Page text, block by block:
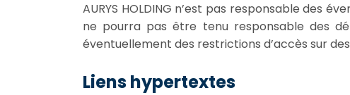
AURYS HOLDING n’est pas responsable des
ne pourra pas être tenu responsable des
éventuellement des restrictions d’accès sur
Liens hypertextes